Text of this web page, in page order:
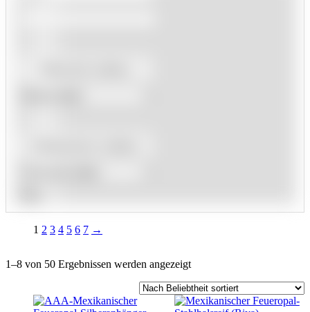
1 2 3 4 5 6 7 →
1–8 von 50 Ergebnissen werden angezeigt